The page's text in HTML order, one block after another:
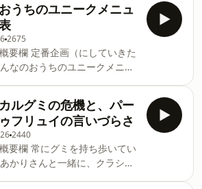
うちのユニークメニュ
2675
（にしていきた
なのおうちのユニークメニュ
くない/美容院は変化代。微調
かけたくない/密度が高いもの
ニュー①塩酢豚/前回は曲者揃
組み合わせ上手が多い/長谷川
いレシピ/パプリカの赤が差し
ー②キャベツのクタクタ/お店
ルグミの危機と、パー
フリュイの言いづらさ
2440
を持ち歩いてい
かりさんと一緒に、クラシカ